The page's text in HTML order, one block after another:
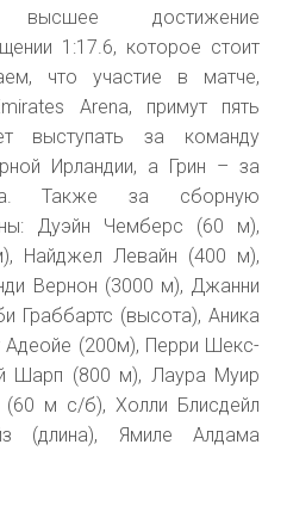
достижение
1:17.6, которое стоит
что участие в матче,
Arena, примут пять
выступать за команду
Ирландии, а Грин – за
Также за сборную
Дуэйн Чемберс (60 м),
Найджел Левайн (400 м),
Вернон (3000 м), Джанни
Граббартс (высота), Аника
(200м), Перри Шекс-
Шарп (800 м), Лаура Муир
(60 м с/б), Холли Блисдейл
(длина), Ямиле Алдама